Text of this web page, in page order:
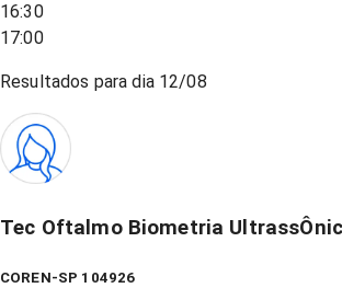
16:30
17:00
Resultados para dia 12/08
Tec Oftalmo Biometria
COREN-SP 104926